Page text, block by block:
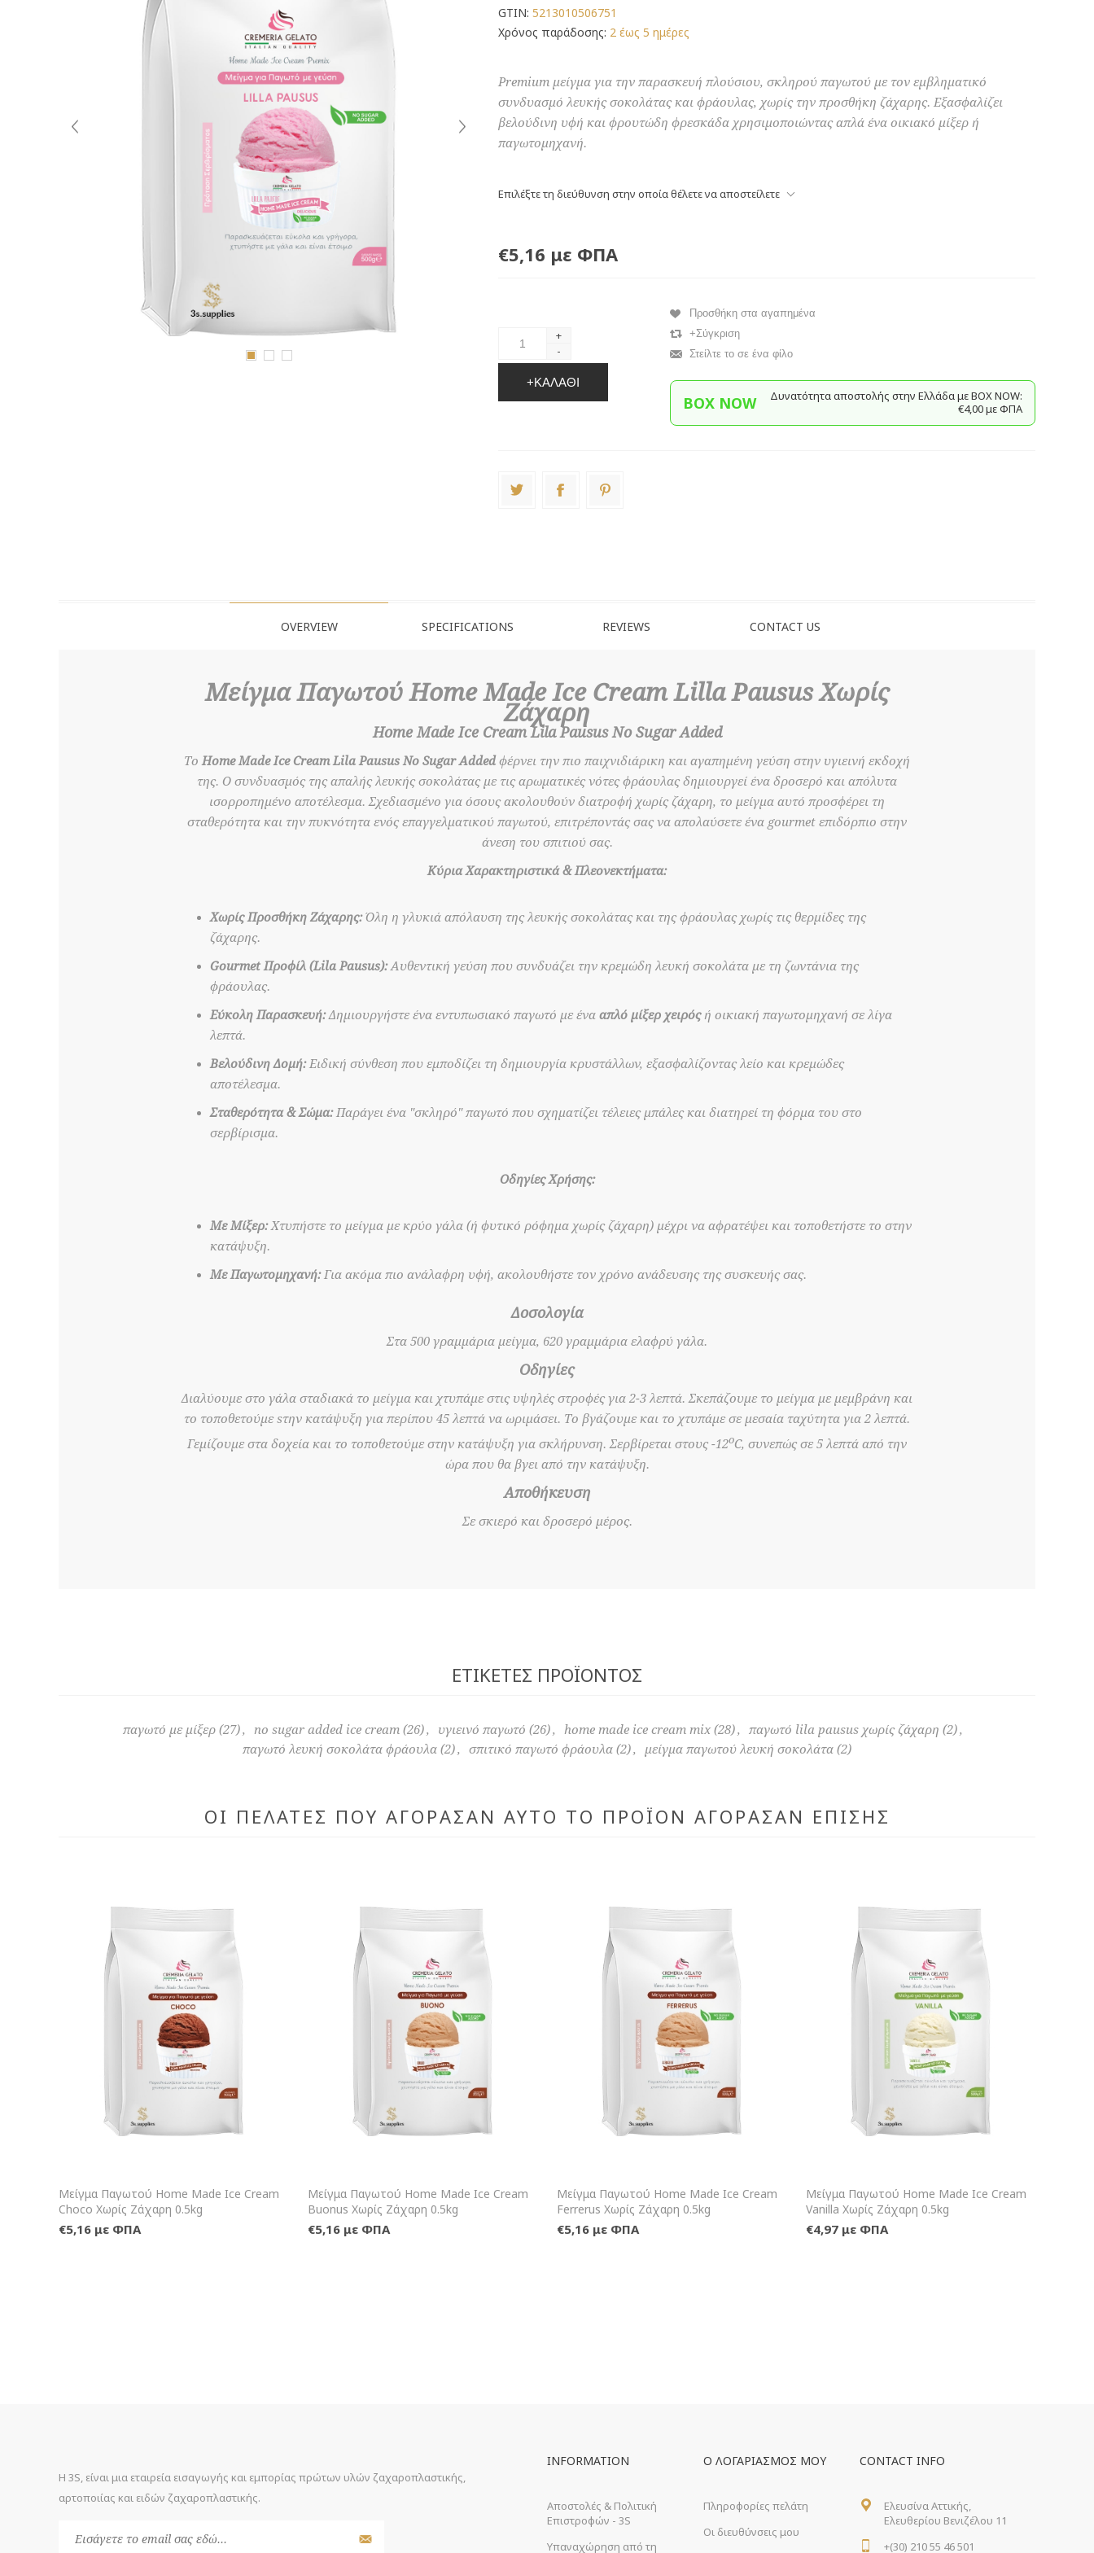
GTIN: 5213010506751
Χρόνος παράδοσης: 2 έως 5 ημέρες
Premium μείγμα για την παρασκευή πλούσιου, σκληρού παγωτού με τον εμβληματικό
συνδυασμό λευκής σοκολάτας και φράουλας, χωρίς την προσθήκη ζάχαρης. Εξασφαλίζει
βελούδινη υφή και φρουτώδη φρεσκάδα χρησιμοποιώντας απλά ένα οικιακό μίξερ ή
παγωτομηχανή.
Επιλέξτε τη διεύθυνση στην οποία θέλετε να αποστείλετε
€5,16 με ΦΠΑ
+
-
+ΚΑΛΆΘΙ
Προσθήκη στα αγαπημένα
+Σύγκριση
Στείλτε το σε ένα φίλο
BOX NOW
Δυνατότητα αποστολής στην Ελλάδα με BΟΧ ΝOW:
€4,00 με ΦΠΑ
OVERVIEW SPECIFICATIONS REVIEWS CONTACT US
Μείγμα Παγωτού Home Made Ice Cream Lilla Pausus Χωρίς
Ζάχαρη
Home Made Ice Cream Lila Pausus No Sugar Added
ΤοHome Made Ice Cream Lila Pausus No Sugar Added φέρνει την πιο παιχνιδιάρικη και αγαπημένη γεύση στην υγιεινή εκδοχή
της. Ο συνδυασμός της απαλής λευκής σοκολάτας με τις αρωματικές νότες φράουλας δημιουργεί ένα δροσερό και απόλυτα
ισορροπημένο αποτέλεσμα. Σχεδιασμένο για όσους ακολουθούν διατροφή χωρίς ζάχαρη, το μείγμα αυτό προσφέρει τη
σταθερότητα και την πυκνότητα ενός επαγγελματικού παγωτού, επιτρέποντάς σας να απολαύσετε ένα gourmet επιδόρπιο στην
άνεση του σπιτιού σας.
Κύρια Χαρακτηριστικά & Πλεονεκτήματα:
Χωρίς Προσθήκη Ζάχαρης:Όλη η γλυκιά απόλαυση της λευκής σοκολάτας και της φράουλας χωρίς τις θερμίδες της
ζάχαρης.
Gourmet Προφίλ (Lila Pausus):Αυθεντική γεύση που συνδυάζει την κρεμώδη λευκή σοκολάτα με τη ζωντάνια της
φράουλας.
Εύκολη Παρασκευή:Δημιουργήστε ένα εντυπωσιακό παγωτό με ένα απλό μίξερ χειρόςή οικιακή παγωτομηχανή σε λίγα
λεπτά.
Βελούδινη Δομή:Ειδική σύνθεση που εμποδίζει τη δημιουργία κρυστάλλων, εξασφαλίζοντας λείο και κρεμώδες
αποτέλεσμα.
Σταθερότητα & Σώμα:Παράγει ένα "σκληρό" παγωτό που σχηματίζει τέλειες μπάλες και διατηρεί τη φόρμα του στο
σερβίρισμα.
Οδηγίες Χρήσης:
Με Μίξερ:Χτυπήστε το μείγμα με κρύο γάλα (ή φυτικό ρόφημα χωρίς ζάχαρη) μέχρι να αφρατέψει και τοποθετήστε το στην
κατάψυξη.
Με Παγωτομηχανή:Για ακόμα πιο ανάλαφρη υφή, ακολουθήστε τον χρόνο ανάδευσης της συσκευής σας.
Δοσολογία
Στα 500 γραμμάρια μείγμα, 620 γραμμάρια ελαφρύ γάλα.
Οδηγίες
Διαλύουμε στο γάλα σταδιακά το μείγμα και χτυπάμε στις υψηλές στροφές για 2-3 λεπτά. Σκεπάζουμε το μείγμα με μεμβράνη και
το τοποθετούμε sτην κατάψυξη για περίπου 45 λεπτά να ωριμάσει. Το βγάζουμε και το χτυπάμε σε μεσαία ταχύτητα για 2 λεπτά.
Γεμίζουμε στα δοχεία και το τοποθετούμε στην κατάψυξη για σκλήρυνση. Σερβίρεται στους -12οC, συνεπώς σε 5 λεπτά από την
ώρα που θα βγει από την κατάψυξη.
Αποθήκευση
Σε σκιερό και δροσερό μέρος.
ΕΤΙΚΈΤΕΣ ΠΡΟΪΌΝΤΟΣ
παγωτό με μίξερ (27), no sugar added ice cream (26), υγιεινό παγωτό (26), home made ice cream mix (28), παγωτό lila pausus χωρίς ζάχαρη (2),
παγωτό λευκή σοκολάτα φράουλα (2), σπιτικό παγωτό φράουλα (2), μείγμα παγωτού λευκή σοκολάτα (2)
ΟΙ ΠΕΛΆΤΕΣ ΠΟΥ ΑΓΌΡΑΣΑΝ ΑΥΤΌ ΤΟ ΠΡΟΪΌΝ ΑΓΌΡΑΣΑΝ ΕΠΊΣΗΣ
+Καλάθι
Μείγμα Παγωτού Home Made Ice Cream
Choco Χωρίς Ζάχαρη 0.5kg
€5,16 με ΦΠΑ
+Καλάθι
Μείγμα Παγωτού Home Made Ice Cream
Buonus Χωρίς Ζάχαρη 0.5kg
€5,16 με ΦΠΑ
+Καλάθι
Μείγμα Παγωτού Home Made Ice Cream
Ferrerus Χωρίς Ζάχαρη 0.5kg
€5,16 με ΦΠΑ
+Καλάθι
Μείγμα Παγωτού Home Made Ice Cream
Vanilla Χωρίς Ζάχαρη 0.5kg
€4,97 με ΦΠΑ
Η 3S, είναι μια εταιρεία εισαγωγής και εμπορίας πρώτων υλών ζαχαροπλαστικής,
αρτοποιίας και ειδών ζαχαροπλαστικής.
INFORMATION
Αποστολές & Πολιτική
Επιστροφών - 3S
Υπαναχώρηση από τη
Ο ΛΟΓΑΡΙΑΣΜΌΣ ΜΟΥ
Πληροφορίες πελάτη
Οι διευθύνσεις μου
CONTACT INFO
Ελευσίνα Αττικής,
Ελευθερίου Βενιζέλου 11
+(30) 210 55 46 501